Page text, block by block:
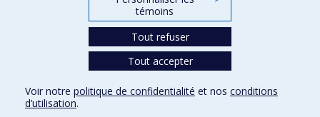
Confidentialité Conditions d’utilisation Paramètres des témoins
témoins
Tout refuser
Tout accepter
Voir notre politique de confidentialité et nos conditions
d’utilisation.